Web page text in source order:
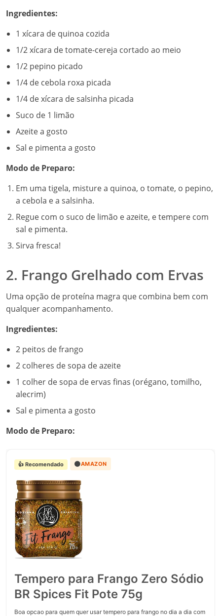
Ingredientes:
1 xícara de quinoa cozida
1/2 xícara de tomate-cereja cortado ao meio
1/2 pepino picado
1/4 de cebola roxa picada
1/4 de xícara de salsinha picada
Suco de 1 limão
Azeite a gosto
Sal e pimenta a gosto
Modo de Preparo:
Em uma tigela, misture a quinoa, o tomate, o pepino,
a cebola e a salsinha.
Regue com o suco de limão e azeite, e tempere com
sal e pimenta.
Sirva fresca!
2. Frango Grelhado com Ervas
Uma opção de proteína magra que combina bem com
qualquer acompanhamento.
Ingredientes:
2 peitos de frango
2 colheres de sopa de azeite
1 colher de sopa de ervas finas (orégano, tomilho,
alecrim)
Sal e pimenta a gosto
Modo de Preparo:
👍 Recomendado 🟠AMAZON
Tempero para Frango Zero Sódio
BR Spices Fit Pote 75g
Boa opcao para quem quer usar tempero para frango no dia a dia com